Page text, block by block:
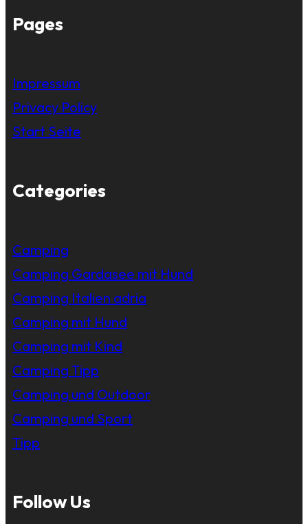
Pages
Impressum
Privacy Policy
Start Seite
Categories
Camping
Camping Gardasee mit Hund
Camping Italien adria
Camping mit Hund
Camping mit Kind
Camping Tipp
Camping und Outdoor
Camping und Sport
Tipp
Follow Us